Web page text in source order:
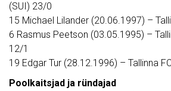
(SUI) 23/0
15 Michael Lilander (20.06.1997) –
6 Rasmus Peetson (03.05.1995) –
12/1
19 Edgar Tur (28.12.1996) – Tallinna
Poolkaitsjad ja ründajad